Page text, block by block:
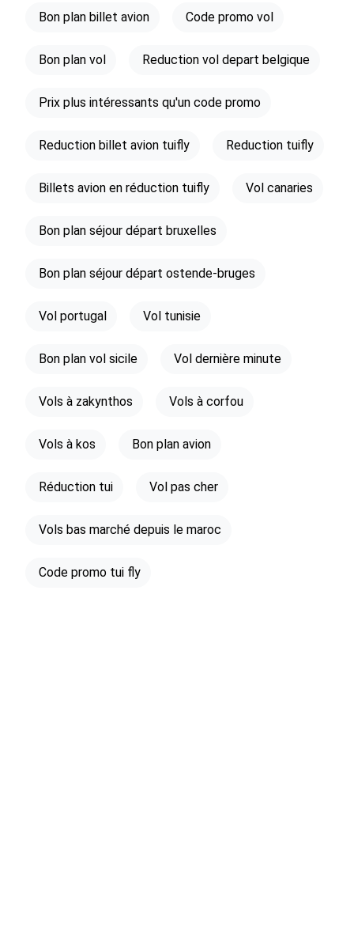
Bon plan billet avion Code promo vol
Bon plan vol Reduction vol depart belgique
Prix plus intéressants qu'un code promo
Reduction billet avion tuifly Reduction tuifly
Billets avion en réduction tuifly Vol canaries
Bon plan séjour départ bruxelles
Bon plan séjour départ ostende-bruges
Vol portugal Vol tunisie
Bon plan vol sicile Vol dernière minute
Vols à zakynthos Vols à corfou
Vols à kos Bon plan avion
Réduction tui Vol pas cher
Vols bas marché depuis le maroc
Code promo tui fly